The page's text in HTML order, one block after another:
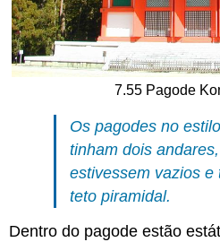
7.55 Pagode
Os pagodes no
tinham dois
estivessem vazios e
teto piramidal.
Dentro do pagode estão